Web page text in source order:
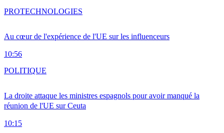
Au cœur de l'expérience de l'UE sur les influenceurs
10:56
PROTECHNOLOGIES
La droite attaque les ministres espagnols pour avoir manqué la
réunion de l'UE sur Ceuta
10:15
POLITIQUE